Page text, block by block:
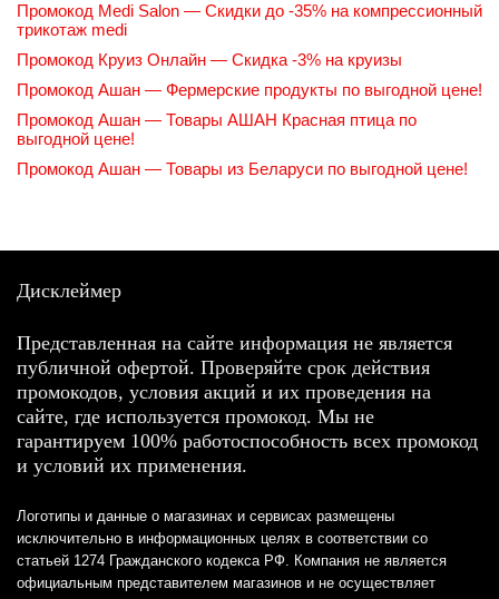
Промокод Medi Salon — Скидки до -35% на компрессионный
трикотаж medi
Промокод Круиз Онлайн — Скидка -3% на круизы
Промокод Ашан — Фермерские продукты по выгодной цене!
Промокод Ашан — Товары АШАН Красная птица по
выгодной цене!
Промокод Ашан — Товары из Беларуси по выгодной цене!
Дисклеймер
Представленная на сайте информация не является
публичной офертой. Проверяйте срок действия
промокодов, условия акций и их проведения на
сайте, где используется промокод. Мы не
гарантируем 100% работоспособность всех промокод
и условий их применения.
Логотипы и данные о магазинах и сервисах размещены
исключительно в информационных целях в соответствии со
статьей 1274 Гражданского кодекса РФ. Компания не является
официальным представителем магазинов и не осуществляет